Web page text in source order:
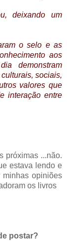
deixando um
o selo e as
aos
demonstram
sociais,
valores que
interação entre
próximas ...não.
estava lendo e
minhas opiniões
os livros
postar?